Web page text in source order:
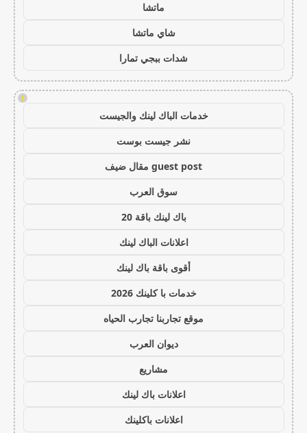
ماتشا
شاي ماتشا
شدات ببجي تمارا
!
خدمات الباك لينك والجيست
نشر جيست بوست
guest post مقال ضيف
سوق العرب
باك لينك باقة 20
اعلانات الباك لينك
أقوى باقة باك لينك
خدمات با كلينك 2026
موقع تجاربنا تجارب الحياه
ديوان العرب
مشاريع
اعلانات باك لينك
اعلانات باكلينك